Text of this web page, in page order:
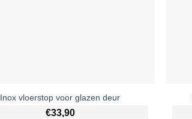
Inox vloerstop voor glazen deur
€33,90